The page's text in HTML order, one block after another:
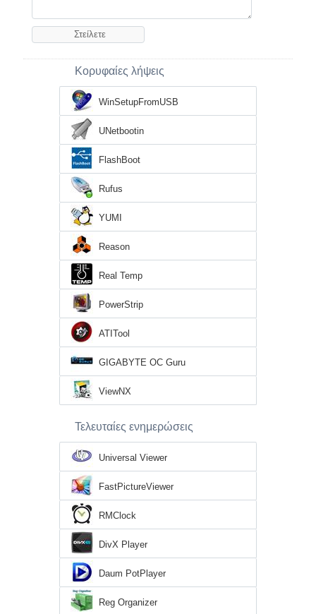
Κορυφαίες λήψεις
WinSetupFromUSB
UNetbootin
FlashBoot
Rufus
YUMI
Reason
Real Temp
PowerStrip
ATITool
GIGABYTE OC Guru
ViewNX
Τελευταίες ενημερώσεις
Universal Viewer
FastPictureViewer
RMClock
DivX Player
Daum PotPlayer
Reg Organizer